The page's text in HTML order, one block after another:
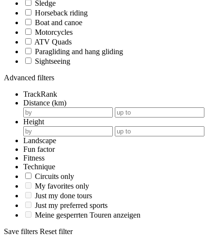
Sledge
Horseback riding
Boat and canoe
Motorcycles
ATV Quads
Paragliding and hang gliding
Sightseeing
Advanced filters
TrackRank
Distance (km)
Height
Landscape
Fun factor
Fitness
Technique
Circuits only
My favorites only
Just my done tours
Just my preferred sports
Meine gesperrten Touren anzeigen
Save filters Reset filter